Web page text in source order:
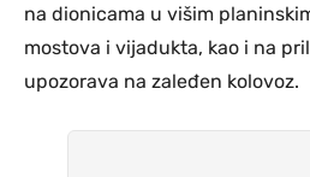
na dionicama u višim
mostova i vijadukta, kao i na
upozorava na zaleđen kolovoz.